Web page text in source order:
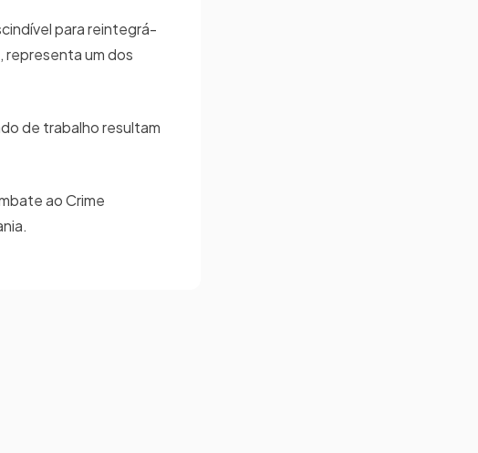
para reintegrá-
representa um dos
de trabalho resultam
ao Crime